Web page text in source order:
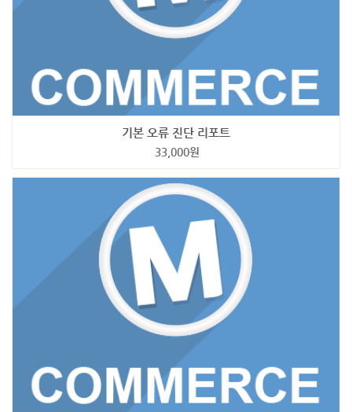
기본 오류 진단 리포트
33,000원